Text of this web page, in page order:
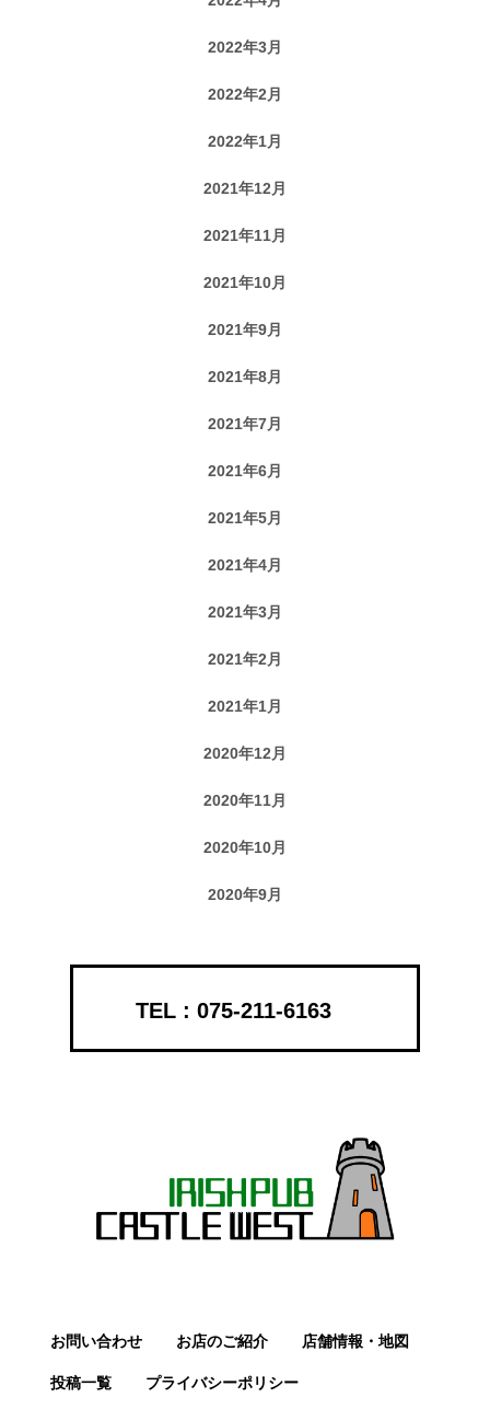
2022年3月
2022年2月
2022年1月
2021年12月
2021年11月
2021年10月
2021年9月
2021年8月
2021年7月
2021年6月
2021年5月
2021年4月
2021年3月
2021年2月
2021年1月
2020年12月
2020年11月
2020年10月
2020年9月
075-211-6163
お問い合わせ お店のご紹介 店舗情報・地図
投稿一覧 プライバシーポリシー